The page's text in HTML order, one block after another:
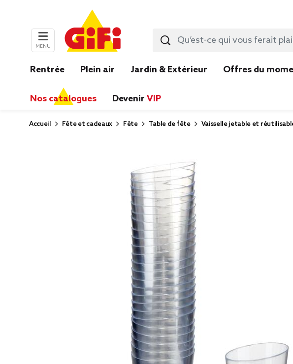
MENU
Rentrée Plein air Jardin & Extérieur Offres du
Nos catalogues Devenir VIP
Accueil Fête et cadeaux Fête Table de fête Vaisselle jetable et